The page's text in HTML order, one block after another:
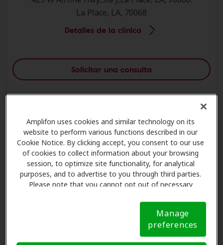
Amplifon uses cookies and similar technology on its
website to perform various functions described in our
Cookie Notice. By clicking accept, you consent to our use
of cookies to collect information about your browsing
session, to optimize site functionality, for analytical
purposes, and to advertise to you through third parties.
Please note that you cannot opt out of necessary
Notice (link here below). If you are using an opt-out
preference signal, we will honor that signal. Cookie
Manage
preferences
La Place, LA, 70068
Detalles de la clínica
Solicitar una consulta
Socios de Amplifon Hearing Health
Care en La Place
¿Busca atención auditiva personalizada de expertos
en La Place, LA? Amplifon le ofrece atención auditiva
experta en La Place, lo conecta con clínicas locales de
confianza cerca de usted, más de 8,800 en todo el país.